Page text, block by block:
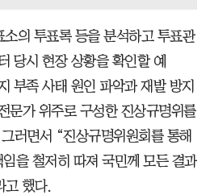
의 투표록 등을 분석하고 투표관
당시 현장 상황을 확인할 예
부족 사태 원인 파악과 재발 방지
문가 위주로 구성한 진상규명위를
러면서 “진상규명위원회를 통해
을 철저히 따져 국민께 모든 결과
고 했다.